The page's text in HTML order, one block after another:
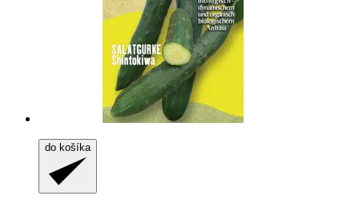
do košíka